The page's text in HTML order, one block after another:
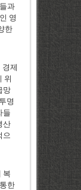
과
영
한
경제
위
망
명
들
산
으
복
한